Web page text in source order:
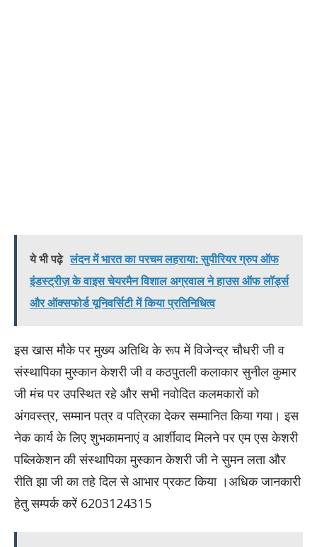
ये भी पढ़े लंदन में भारत का परचम लहराया: सुपीरियर ग्रुप ऑफ
इंडस्ट्रीज़ के वाइस चेयरमैन विशाल अग्रवाल ने हाउस ऑफ लॉर्ड्स
और ऑक्सफोर्ड यूनिवर्सिटी में किया प्रतिनिधित्व
इस खास मौके पर मुख्य अतिथि के रूप में विजेन्द्र चौधरी जी व
संस्थापिका मुस्कान केशरी जी व कठपुतली कलाकार सुनील कुमार
जी मंच पर उपस्थित रहे और सभी नवोदित कलमकारों को
अंगवस्त्र, सम्मान पत्र व पत्रिका देकर सम्मानित किया गया। इस
नेक कार्य के लिए शुभकामनाएं व आर्शीवाद मिलने पर एम एस केशरी
पब्लिकेशन की संस्थापिका मुस्कान केशरी जी ने सुमन लता और
रीति झा जी का तहे दिल से आभार प्रकट किया ।अधिक जानकारी
हेतु सम्पर्क करें 6203124315